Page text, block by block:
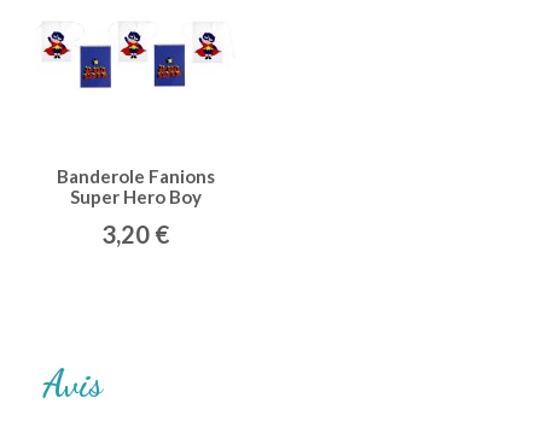
Banderole Fanions
Super Hero Boy
3,20 €
Avis